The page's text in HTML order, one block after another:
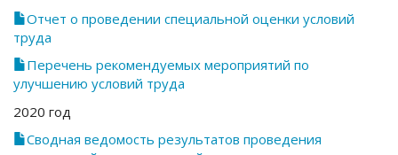
Отчет о проведении специальной оценки условий
труда
Перечень рекомендуемых мероприятий по
улучшению условий труда
2020 год
Сводная ведомость результатов проведения